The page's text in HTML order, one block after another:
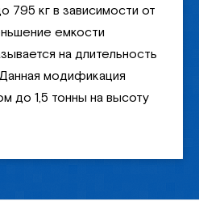
795 кг в зависимости от
емкости
на длительность
модификация
до 1,5 тонны на высоту